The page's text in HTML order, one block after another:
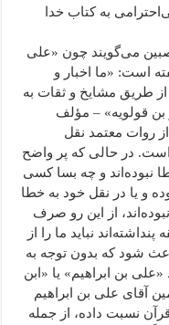
به کتاب خدا
می‌گویند چون «علی
است: «ما اخبار و
از طریق مشایخ و ثقات به
قولویه» – مؤلف
روات معتمد نقل
است. در حالی که پر واضح
نبوده‌اند و چه بسا کسی
و یا در نقل خود به خطا
از این رو صرف
نباید ما را از
شود که بدون توجه به
بن ابراهیم» یا «ابن
آقای علی بن ابراهیم
قرآن نسبت داده، از جمله